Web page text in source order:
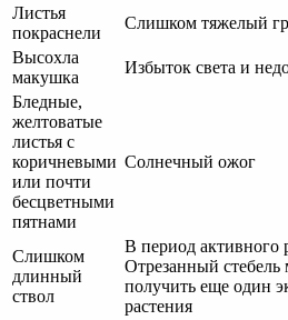
Листья
покраснели
Слишком тяжелый
Высохла
макушка
Избыток света и
Бледные,
желтоватые
листья с
коричневыми
или почти
бесцветными
пятнами
Солнечный ожог
Слишком
длинный
ствол
В период активного
Отрезанный
получить еще один
растения